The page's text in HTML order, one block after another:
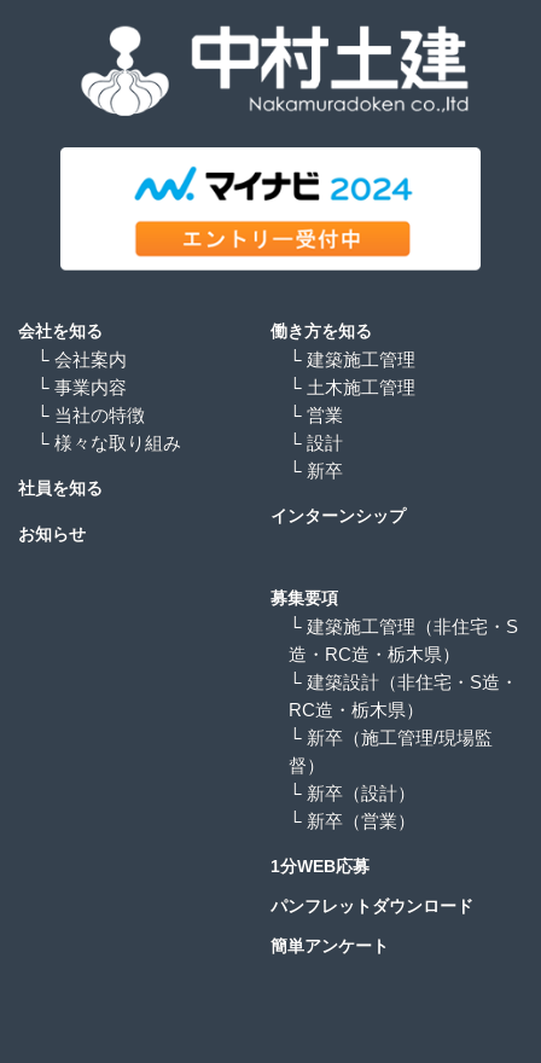
会社を知る
└ 会社案内
└ 事業内容
└ 当社の特徴
└ 様々な取り組み
社員を知る
お知らせ
働き方を知る
└ 建築施工管理
└ 土木施工管理
└ 営業
└ 設計
└ 新卒
インターンシップ
募集要項
└ 建築施工管理（非住宅・S
造・RC造・栃木県）
└ 建築設計（非住宅・S造・
RC造・栃木県）
└ 新卒（施工管理/現場監
督）
└ 新卒（設計）
└ 新卒（営業）
1分WEB応募
パンフレットダウンロード
簡単アンケート